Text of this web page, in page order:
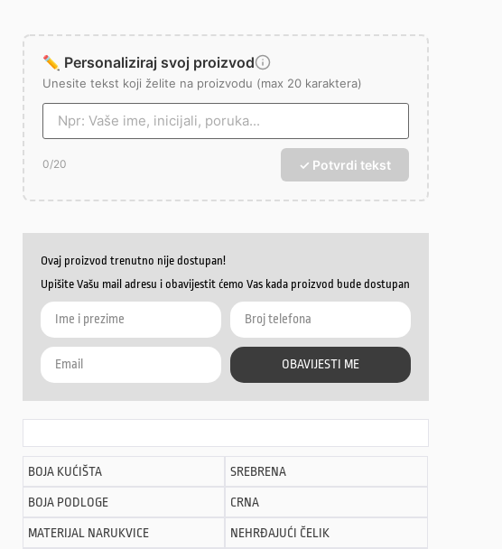
✏️ Personaliziraj svoj proizvod
Unesite tekst koji želite na proizvodu (max 20 karaktera)
0/20 ✓ Potvrdi tekst
Ovaj proizvod trenutno nije dostupan!
Upišite Vašu mail adresu i obavijestit ćemo Vas kada proizvod bude dostupan
OBAVIJESTI ME
BOJA KUĆIŠTA SREBRENA
BOJA PODLOGE CRNA
MATERIJAL NARUKVICE NEHRĐAJUĆI ČELIK